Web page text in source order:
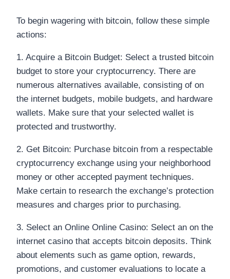
To begin wagering with bitcoin, follow these simple
actions:
1. Acquire a Bitcoin Budget: Select a trusted bitcoin
budget to store your cryptocurrency. There are
numerous alternatives available, consisting of on
the internet budgets, mobile budgets, and hardware
wallets. Make sure that your selected wallet is
protected and trustworthy.
2. Get Bitcoin: Purchase bitcoin from a respectable
cryptocurrency exchange using your neighborhood
money or other accepted payment techniques.
Make certain to research the exchange’s protection
measures and charges prior to purchasing.
3. Select an Online Online Casino: Select an on the
internet casino that accepts bitcoin deposits. Think
about elements such as game option, rewards,
promotions, and customer evaluations to locate a